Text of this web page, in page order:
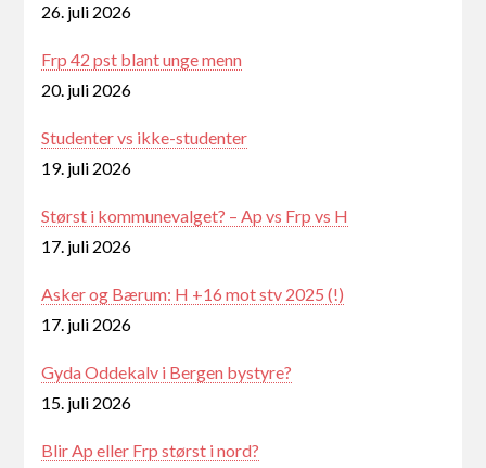
26. juli 2026
Frp 42 pst blant unge menn
20. juli 2026
Studenter vs ikke-studenter
19. juli 2026
Størst i kommunevalget? – Ap vs Frp vs H
17. juli 2026
Asker og Bærum: H +16 mot stv 2025 (!)
17. juli 2026
Gyda Oddekalv i Bergen bystyre?
15. juli 2026
Blir Ap eller Frp størst i nord?